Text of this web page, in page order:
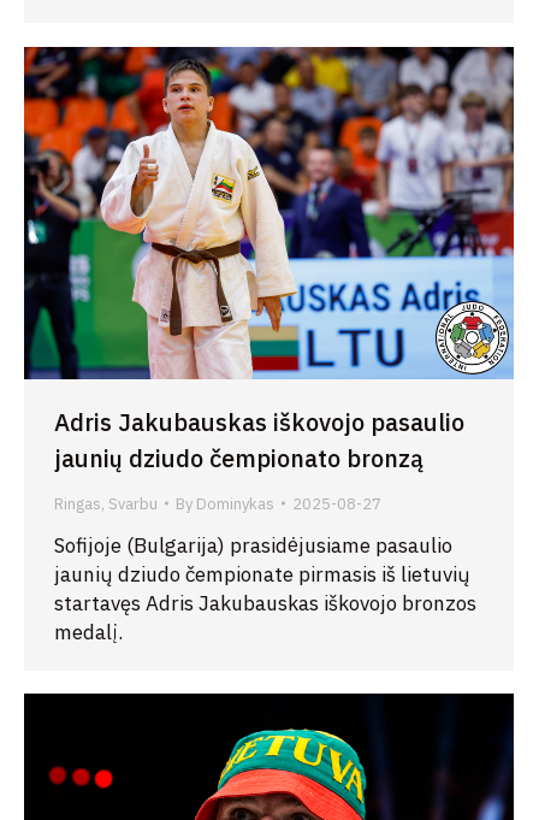
Adris Jakubauskas iškovojo pasaulio
jaunių dziudo čempionato bronzą
Ringas, Svarbu By Dominykas 2025-08-27
Sofijoje (Bulgarija) prasidėjusiame pasaulio
jaunių dziudo čempionate pirmasis iš lietuvių
startavęs Adris Jakubauskas iškovojo bronzos
medalį.